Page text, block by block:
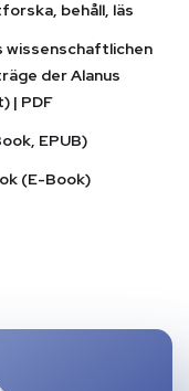
behåll, läs
wissenschaftlichen
der Alanus
| PDF
EPUB)
(E-Book)